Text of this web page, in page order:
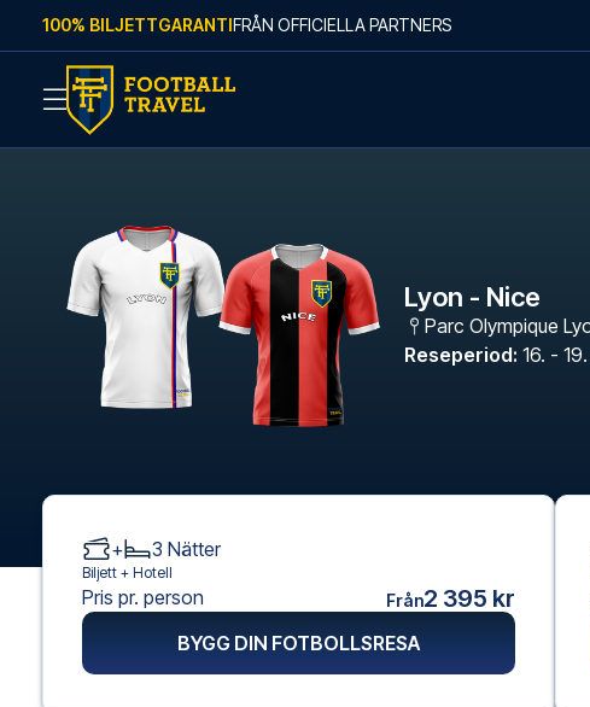
Skip to content
100% BILJETTGARANTIFRÅN OFFICIELLA PARTNERS
Lyon - Nice
Parc Olympique
Reseperiod: 16. -
+ 3 Nätter
Biljett + Hotell
Pris pr. person Från2 395 kr
BYGG DIN FOTBOLLSRESA